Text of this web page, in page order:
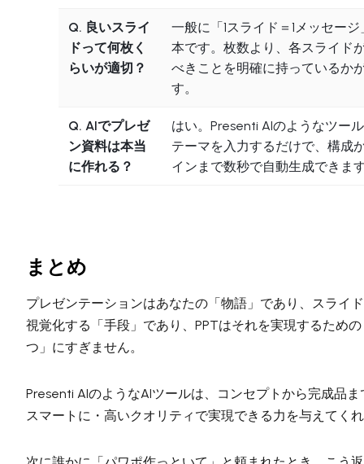
Q. 良いスライ
ドって何枚く
らいが適切？
一般に「1スライド＝1メッセー
本です。枚数より、各スライド
べきことを明確に持っているか
す。
Q. AIでプレゼ
ン資料は本当
に作れる？
はい。Presenti AIのようなツー
テーマを入力するだけで、構成
インまで数秒で自動生成できま
まとめ
プレゼンテーションはあなたの「物語」であり、スライ
視覚化する「手段」であり、PPTはそれを実現するため
つ」にすぎません。
Presenti AIのようなAIツールは、コンセプトから完成品
スマートに・高いクオリティで実現できる力を与えてく